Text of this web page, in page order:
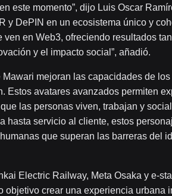
este momento”, dijo Luis Oscar
y DePIN en un ecosistema único y
ven en Web3, ofreciendo resultados
y el impacto social”, añadió.
mejoran las capacidades de
Estos avatares avanzados permiten
las personas viven, trabajan y
hasta servicio al cliente, estos
que superan las barreras del
Electric Railway, Meta Osaka y e-
objetivo crear una experiencia urbana